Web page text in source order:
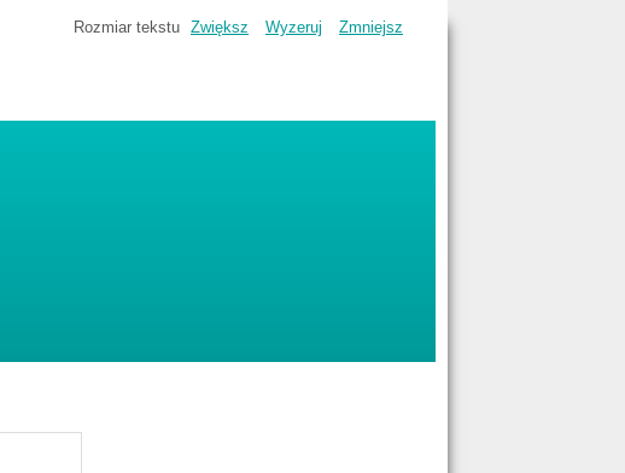
Rozmiar tekstu Zwiększ Wyzeruj Zmniejsz